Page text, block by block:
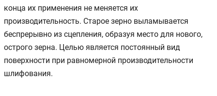
конца их применения не меняется их
производительность. Старое зерно выламывается
беспрерывно из сцепления, образуя место для нового,
острого зерна. Целью является постоянный вид
поверхности при равномерной производительности
шлифования.